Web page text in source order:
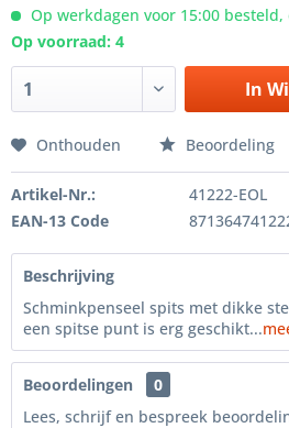
Op werkdagen voor 15:00
Op voorraad: 4
In
Onthouden Beoordeling
Artikel-Nr.:
41222-EOL
EAN-13 Code
Beschrijving
Schminkpenseel spits met dikke
een spitse punt is erg geschikt...
Beoordelingen
0
Lees, schrijf en bespreek